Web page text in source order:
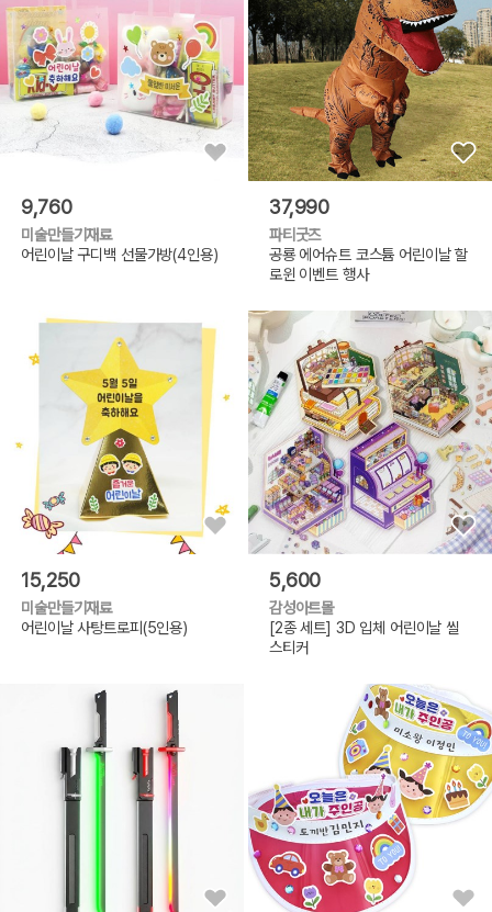
9,760
미술만들기재료
어린이날 구디백 선물가방(4인용)
37,990
파티굿즈
공룡 에어슈트 코스튬 어린이날 할
로윈 이벤트 행사
15,250
미술만들기재료
어린이날 사탕트로피(5인용)
5,600
감성아트몰
[2종 세트] 3D 입체 어린이날 씰
스티커